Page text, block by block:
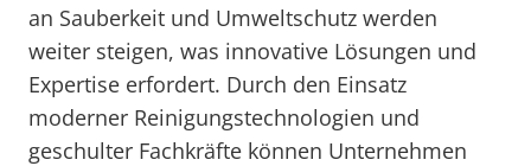
an Sauberkeit und Umweltschutz werden
weiter steigen, was innovative Lösungen und
Expertise erfordert. Durch den Einsatz
moderner Reinigungstechnologien und
geschulter Fachkräfte können Unternehmen